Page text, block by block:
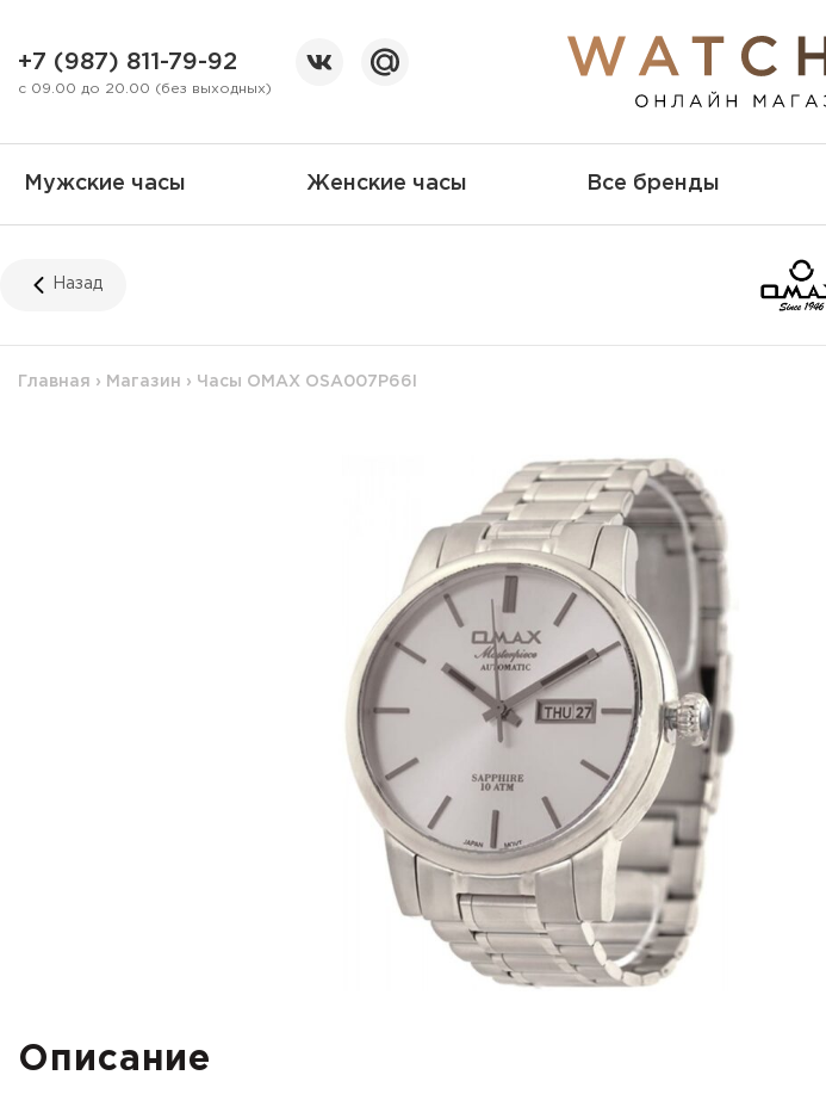
+7 (987) 811-79-92
с 09.00 до 20.00 (без выходных)
Мужские часы Женские часы Все бренды
Назад
Главная › Магазин › Часы OMAX OSA007P66I
Описание